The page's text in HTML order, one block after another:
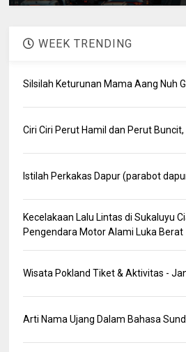
WEEK TRENDING
Silsilah Keturunan Mama Aang Nuh
Ciri Ciri Perut Hamil dan Perut Buncit,
Istilah Perkakas Dapur (parabot
Kecelakaan Lalu Lintas di Sukaluyu
Pengendara Motor Alami Luka Berat
Wisata Pokland Tiket & Aktivitas -
Arti Nama Ujang Dalam Bahasa